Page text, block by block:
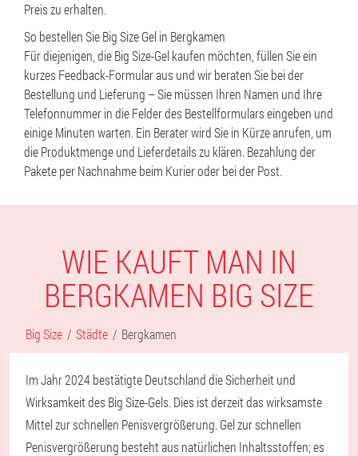
Preis zu erhalten.
So bestellen Sie Big Size Gel in Bergkamen
Für diejenigen, die Big Size-Gel kaufen möchten, füllen Sie ein
kurzes Feedback-Formular aus und wir beraten Sie bei der
Bestellung und Lieferung – Sie müssen Ihren Namen und Ihre
Telefonnummer in die Felder des Bestellformulars eingeben und
einige Minuten warten. Ein Berater wird Sie in Kürze anrufen, um
die Produktmenge und Lieferdetails zu klären. Bezahlung der
Pakete per Nachnahme beim Kurier oder bei der Post.
WIE KAUFT MAN IN
BERGKAMEN BIG SIZE
Big Size Städte Bergkamen
Im Jahr 2024 bestätigte Deutschland die Sicherheit und
Wirksamkeit des Big Size-Gels. Dies ist derzeit das wirksamste
Mittel zur schnellen Penisvergrößerung. Gel zur schnellen
Penisvergrößerung besteht aus natürlichen Inhaltsstoffen; es